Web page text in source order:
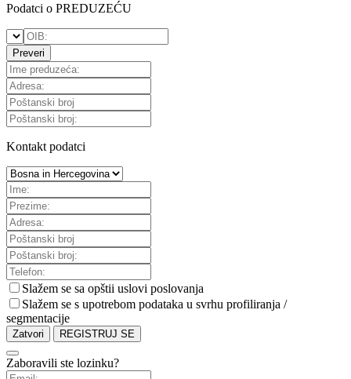
Podatci o PREDUZEĆU
Preveri
Kontakt podatci
Slažem se sa opštii uslovi poslovanja
Slažem se s upotrebom podataka u svrhu profiliranja /
segmentacije
Zatvori REGISTRUJ SE
Zaboravili ste lozinku?